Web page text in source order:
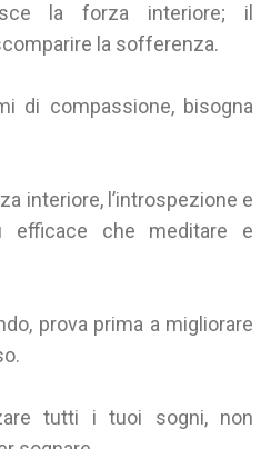
la forza interiore; il
la sofferenza.
di compassione, bisogna
interiore, l’introspezione e
efficace che meditare e
prova prima a migliorare
tutti i tuoi sogni, non